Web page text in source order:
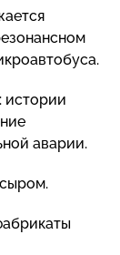
истории
аварии.